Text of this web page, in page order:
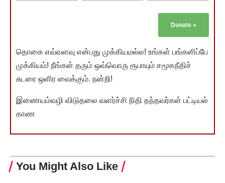
Donate »
தொகை எவ்வளவு என்பது முக்கியமல்ல! உங்கள் பங்களிப்பே
முக்கியம்! நீங்கள் தரும் ஒவ்வொரு ரூபாயும் சமூகநீதிச்
சுடரை ஒளிர வைக்கும். நன்றி!
இணையம்வழி விடுதலை வளர்ச்சி நிதி தந்தவர்கள் பட்டியல்
காண
You Might Also Like